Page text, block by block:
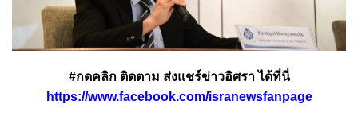
#กดคลิก ติดตาม ส่งแชร์ข่าวอิศรา ได้ที่นี่
https://www.facebook.com/isranewsfanpage